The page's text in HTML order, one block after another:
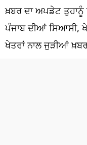
ਦੇਸ਼
ਲਾਈਫ ਸਟਾਈਲ
ਖ਼ਬਰ ਦਾ ਅਪਡੇਟ ਤੁਹਾਨੂੰ
ਪੰਜਾਬ ਦੀਆਂ ਸਿਆਸੀ,
ਖੇਤਰਾਂ ਨਾਲ ਜੁੜੀਆਂ